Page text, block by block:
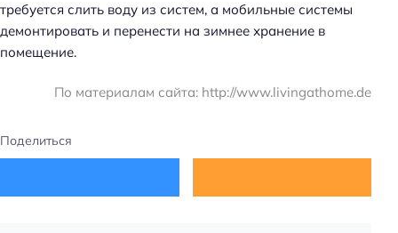
требуется слить воду из систем, а мобильные системы
демонтировать и перенести на зимнее хранение в
помещение.
По материалам сайта: http://www.livingathome.de
Поделиться